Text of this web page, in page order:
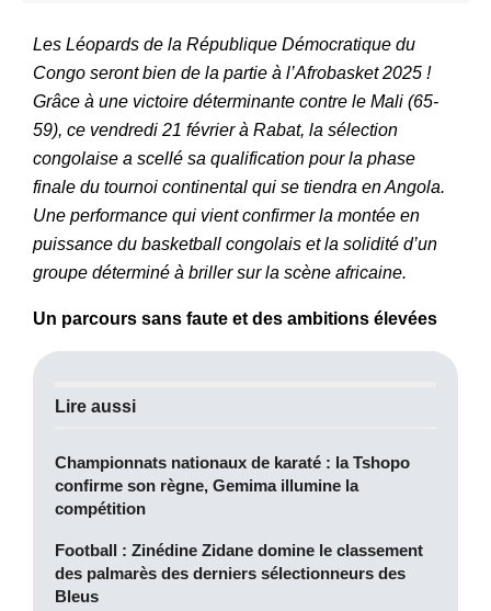
Les Léopards de la République Démocratique du
Congo seront bien de la partie à l’Afrobasket 2025 !
Grâce à une victoire déterminante contre le Mali (65-
59), ce vendredi 21 février à Rabat, la sélection
congolaise a scellé sa qualification pour la phase
finale du tournoi continental qui se tiendra en Angola.
Une performance qui vient confirmer la montée en
puissance du basketball congolais et la solidité d’un
groupe déterminé à briller sur la scène africaine.
Un parcours sans faute et des ambitions élevées
Lire aussi
Championnats nationaux de karaté : la Tshopo
confirme son règne, Gemima illumine la
compétition
Football : Zinédine Zidane domine le classement
des palmarès des derniers sélectionneurs des
Bleus